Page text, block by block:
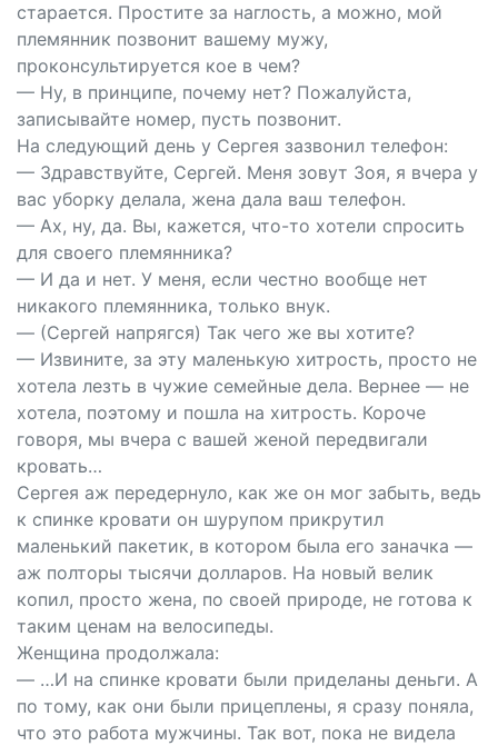
старается. Простите за наглость, а можно, мой
племянник позвонит вашему мужу,
проконсультируется кое в чем?
— Ну, в принципе, почему нет? Пожалуйста,
записывайте номер, пусть позвонит.
На следующий день у Сергея зазвонил телефон:
— Здравствуйте, Сергей. Меня зовут Зоя, я вчера у
вас уборку делала, жена дала ваш телефон.
— Ах, ну, да. Вы, кажется, что-то хотели спросить
для своего племянника?
— И да и нет. У меня, если честно вообще нет
никакого племянника, только внук.
— (Сергей напрягся) Так чего же вы хотите?
— Извините, за эту маленькую хитрость, просто не
хотела лезть в чужие семейные дела. Вернее — не
хотела, поэтому и пошла на хитрость. Короче
говоря, мы вчера с вашей женой передвигали
кровать…
Сергея аж передернуло, как же он мог забыть, ведь
к спинке кровати он шурупом прикрутил
маленький пакетик, в котором была его заначка —
аж полторы тысячи долларов. На новый велик
копил, просто жена, по своей природе, не готова к
таким ценам на велосипеды.
Женщина продолжала:
— …И на спинке кровати были приделаны деньги. А
по тому, как они были прицеплены, я сразу поняла,
что это работа мужчины. Так вот, пока не видела